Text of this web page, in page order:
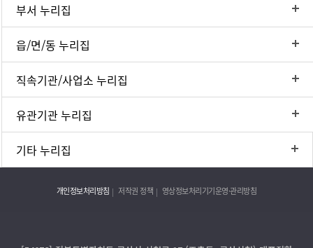
부서 누리집
읍/면/동 누리집
직속기관/사업소 누리집
유관기관 누리집
기타 누리집
개인정보처리방침 저작권 정책 영상정보처리기기운영·관리방침